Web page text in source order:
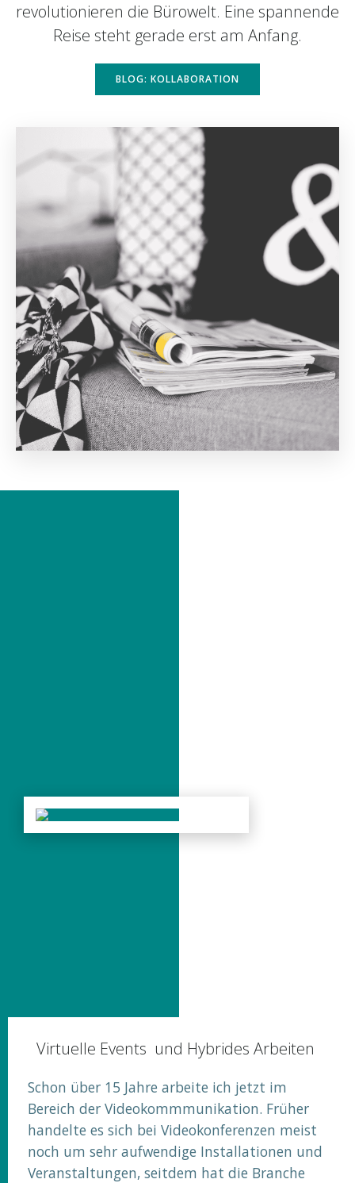
revolutionieren die Bürowelt. Eine spannende
Reise steht gerade erst am Anfang.
BLOG: KOLLABORATION
Virtuelle Events und Hybrides Arbeiten
Schon über 15 Jahre arbeite ich jetzt im
Bereich der Videokommmunikation. Früher
handelte es sich bei Videokonferenzen meist
noch um sehr aufwendige Installationen und
Veranstaltungen, seitdem hat die Branche